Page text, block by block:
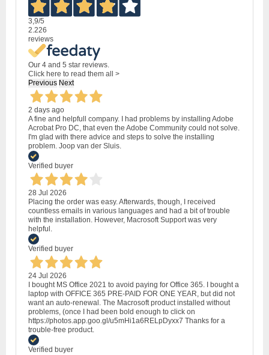
3,9/5
2.226
reviews
Our 4 and 5 star reviews.
Click here to read them all >
Previous Next
2 days ago
A fine and helpfull company. I had problems by installing Adobe
Acrobat Pro DC, that even the Adobe Community could not solve.
I'm glad with there advice and steps to solve the installing
problem. Joop van der Sluis.
Verified buyer
28 Jul 2026
Placing the order was easy. Afterwards, though, I received
countless emails in various languages and had a bit of trouble
with the installation. However, Macrosoft Support was very
helpful.
Verified buyer
24 Jul 2026
I bought MS Office 2021 to avoid paying for Office 365. I bought a
laptop with OFFICE 365 PRE-PAID FOR ONE YEAR, but did not
want an auto-renewal. The Macrosoft product installed without
problems, (once I had been bold enough to click on
https://photos.app.goo.gl/u5mHi1a6RELpDyxx7 Thanks for a
trouble-free product.
Verified buyer